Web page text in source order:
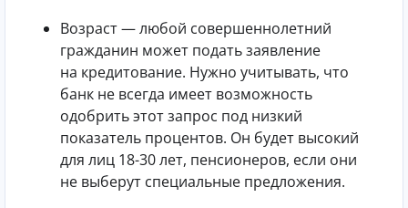
Возраст — любой совершеннолетний
гражданин может подать заявление
на кредитование. Нужно учитывать, что
банк не всегда имеет возможность
одобрить этот запрос под низкий
показатель процентов. Он будет высокий
для лиц 18-30 лет, пенсионеров, если они
не выберут специальные предложения.